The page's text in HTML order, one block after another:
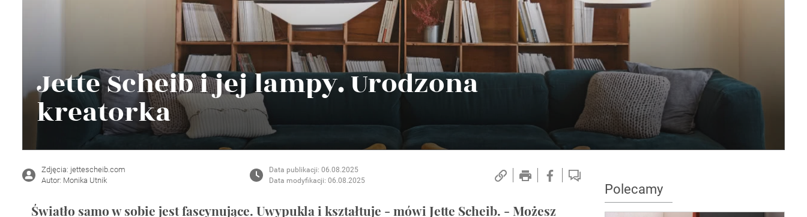
Wellnes
Jette Scheib i jej lampy. Urodzona
kreatorka
Zdjęcia: jettescheib.com
Autor: Monika Utnik
Data publikacji: 06.08.2025
Data modyfikacji: 06.08.2025
Światło samo w sobie jest fascynujące. Uwypukla i kształtuje - mówi Jette Scheib. - Możesz
Polecamy